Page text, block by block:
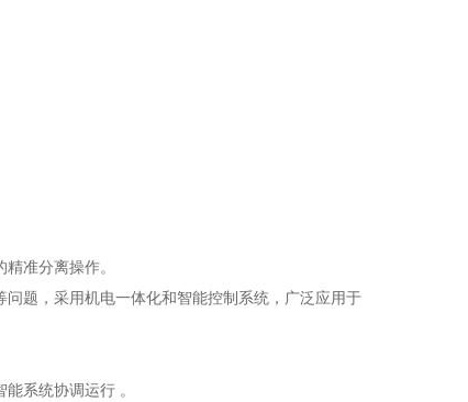
准分离操作。
题，采用机电一体化和智能控制系统，广泛应用于
系统协调运行 。